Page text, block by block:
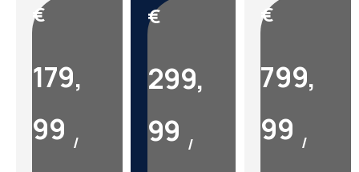
€
179,
99 /
€
299,
99 /
€
799,
99 /